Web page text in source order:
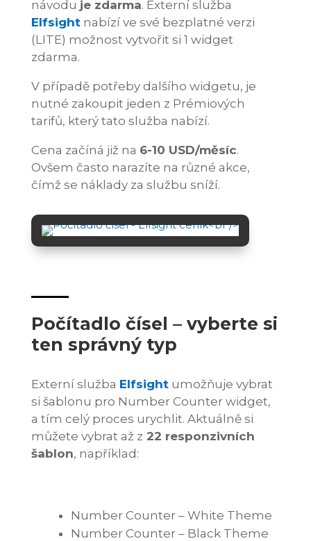
návodu je zdarma. Externí služba
Elfsightnabízí ve své bezplatné verzi
(LITE) možnost vytvořit si 1 widget
zdarma.
V případě potřeby dalšího widgetu, je
nutné zakoupit jeden z Prémiových
tarifů, který tato služba nabízí.
Cena začíná již na 6-10 USD/měsíc.
Ovšem často narazíte na různé akce,
čímž se náklady za službu sníží.
Počítadlo čísel – vyberte si
ten správný typ
Externí služba Elfsightumožňuje vybrat
si šablonu pro Number Counter widget,
a tím celý proces urychlit. Aktuálně si
můžete vybrat až z 22 responzivních
šablon, například:
Number Counter – White Theme
Number Counter – Black Theme